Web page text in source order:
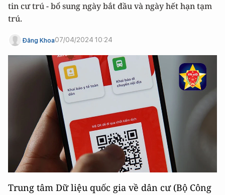
tin cư trú - bổ sung ngày bắt đầu và ngày hết hạn tạm
trú.
Đăng Khoa07/04/2024 10:24
Trung tâm Dữ liệu quốc gia về dân cư (Bộ Công